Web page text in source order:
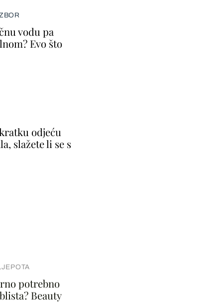
vodu pa
Evo što
odjeću
slažete li se s
potrebno
Beauty